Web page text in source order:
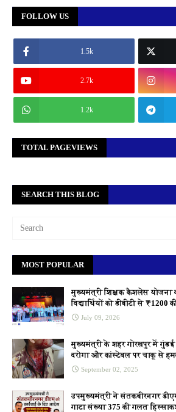
FOLLOW US
1.5k
2.7k
1.2k
TOTAL PAGEVIEWS
SEARCH THIS BLOG
MOST POPULAR
मुख्यमंत्री शिक्षक कैशलेस योजना
विद्यार्थियों को डीबीटी से ₹1200
July 09, 2026
मुख्यमंत्री के शहर गोरखपुर में
दरोगा और कांस्टेबल पर चाकू से
September 02, 2025
उपमुख्यमंत्री ने संतकबीरनगर
गाटा संख्या 375 की गलत